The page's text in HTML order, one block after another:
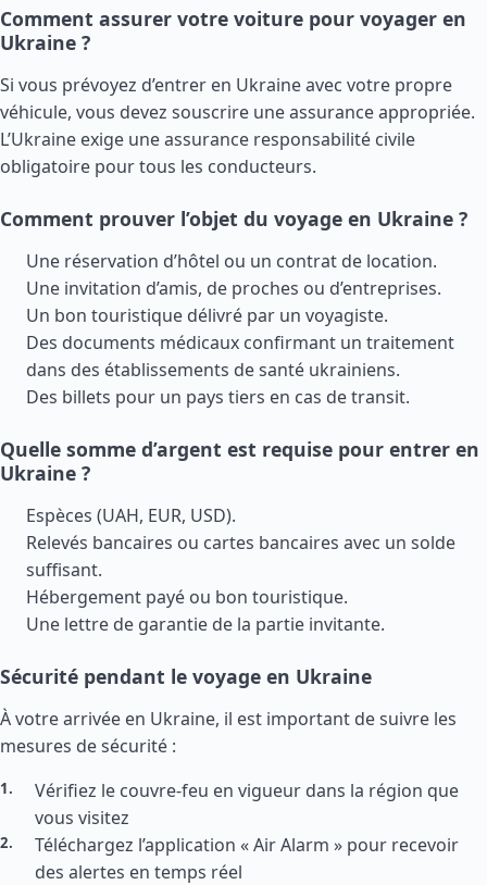
Comment assurer votre voiture pour voyager en
Ukraine ?
Si vous prévoyez d’entrer en Ukraine avec votre propre
véhicule, vous devez souscrire une assurance appropriée.
L’Ukraine exige une assurance responsabilité civile
obligatoire pour tous les conducteurs.
Comment prouver l’objet du voyage en Ukraine ?
Une réservation d’hôtel ou un contrat de location.
Une invitation d’amis, de proches ou d’entreprises.
Un bon touristique délivré par un voyagiste.
Des documents médicaux confirmant un traitement
dans des établissements de santé ukrainiens.
Des billets pour un pays tiers en cas de transit.
Quelle somme d’argent est requise pour entrer en
Ukraine ?
Espèces (UAH, EUR, USD).
Relevés bancaires ou cartes bancaires avec un solde
suffisant.
Hébergement payé ou bon touristique.
Une lettre de garantie de la partie invitante.
Sécurité pendant le voyage en Ukraine
À votre arrivée en Ukraine, il est important de suivre les
mesures de sécurité :
Vérifiez le couvre-feu en vigueur dans la région que
vous visitez
Téléchargez l’application « Air Alarm » pour recevoir
des alertes en temps réel